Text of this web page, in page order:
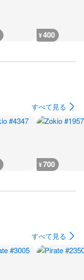
¥400
すべて見る
¥700
すべて見る